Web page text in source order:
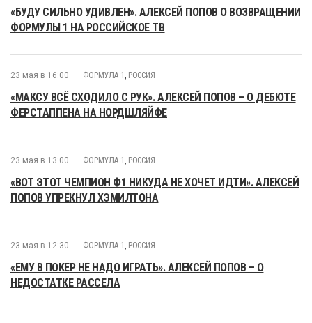
«БУДУ СИЛЬНО УДИВЛЕН». АЛЕКСЕЙ ПОПОВ О ВОЗВРАЩЕНИИ
ФОРМУЛЫ 1 НА РОССИЙСКОЕ ТВ
23 мая в 16:00 ФОРМУЛА 1 , РОССИЯ
«МАКСУ ВСЁ СХОДИЛО С РУК». АЛЕКСЕЙ ПОПОВ – О ДЕБЮТЕ
ФЕРСТАППЕНА НА НОРДШЛЯЙФЕ
23 мая в 13:00 ФОРМУЛА 1 , РОССИЯ
«ВОТ ЭТОТ ЧЕМПИОН Ф1 НИКУДА НЕ ХОЧЕТ ИДТИ». АЛЕКСЕЙ
ПОПОВ УПРЕКНУЛ ХЭМИЛТОНА
23 мая в 12:30 ФОРМУЛА 1 , РОССИЯ
«ЕМУ В ПОКЕР НЕ НАДО ИГРАТЬ». АЛЕКСЕЙ ПОПОВ – О
НЕДОСТАТКЕ РАССЕЛА